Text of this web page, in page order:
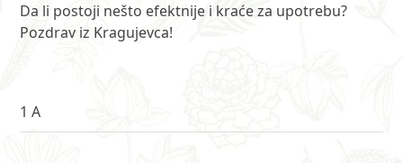
Da li postoji nešto efektnije i kraće za upotrebu?
Pozdrav iz Kragujevca!
1 A